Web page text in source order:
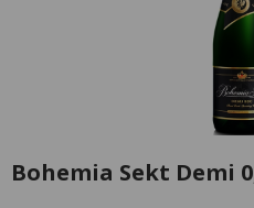
Bohemia Sekt Demi